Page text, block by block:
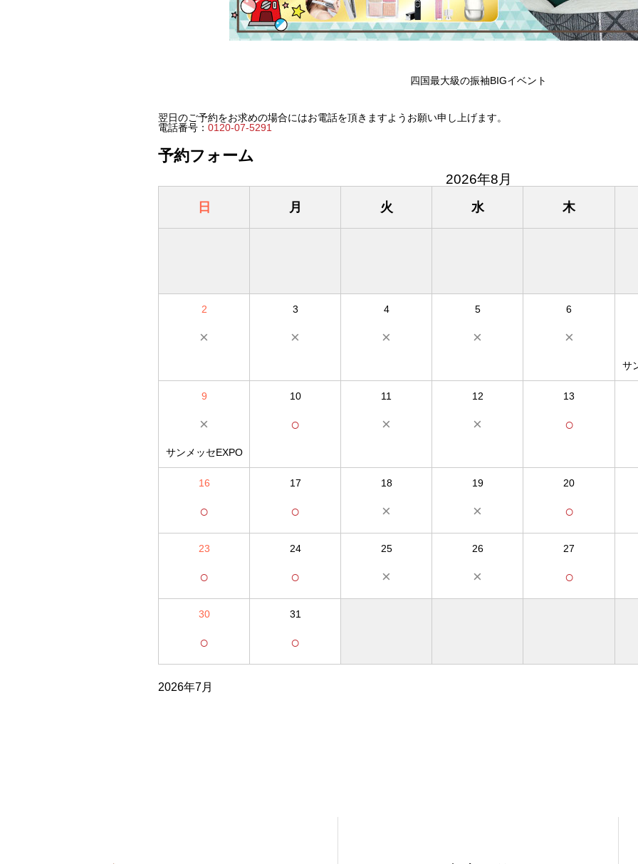
四国最大級の振袖BIGイベント
翌日のご予約をお求めの場合にはお電話を頂きますようお願い申し上げます。
電話番号： 0120-07-5291
予約フォーム
2026年8月
日 月 火 水 木
2
×
3
×
4
×
5
×
6
×
サ
9
×
サンメッセEXPO
10
○
11
×
12
×
13
○
16
○
17
○
18
×
19
×
20
○
23
○
24
○
25
×
26
×
27
○
30
○
31
○
2026年7月